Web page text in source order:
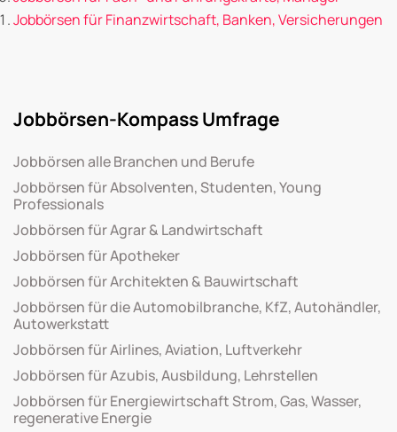
Jobbörsen für Finanzwirtschaft, Banken, Versicherungen
Jobbörsen-Kompass Umfrage
Jobbörsen alle Branchen und Berufe
Jobbörsen für Absolventen, Studenten, Young
Professionals
Jobbörsen für Agrar & Landwirtschaft
Jobbörsen für Apotheker
Jobbörsen für Architekten & Bauwirtschaft
Jobbörsen für die Automobilbranche, KfZ, Autohändler,
Autowerkstatt
Jobbörsen für Airlines, Aviation, Luftverkehr
Jobbörsen für Azubis, Ausbildung, Lehrstellen
Jobbörsen für Energiewirtschaft Strom, Gas, Wasser,
regenerative Energie